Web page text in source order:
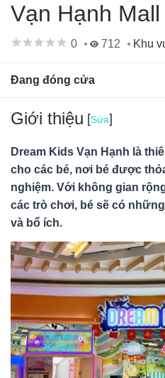
Ban quản lý
02/10/24
Hà Nội, Việt Nam
Dream kids
Vạn Hạnh
0 712 Khu
Đang đóng cửa
Giới thiệu [Sửa]
Dream Kids Vạn Hạnh là
cho các bé, nơi bé được
nghiệm. Với không gian
các trò chơi, bé sẽ có
và bổ ích.